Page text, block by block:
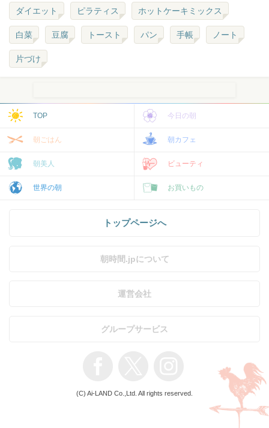
ダイエット ピラティス ホットケーキミックス
白菜 豆腐 トースト パン 手帳 ノート
片づけ
TOP 今日の朝
朝ごはん 朝カフェ
朝美人 ビューティ
世界の朝 お買いもの
トップページへ
朝時間.jpについて
運営会社
グループサービス
(C) Ai-LAND Co.,Ltd. All rights reserved.